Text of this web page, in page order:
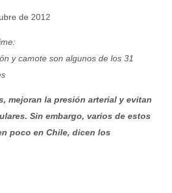
de 2012
y camote son algunos de los 31
mejoran la presión arterial y evitan
Sin embargo, varios de estos
poco en Chile, dicen los